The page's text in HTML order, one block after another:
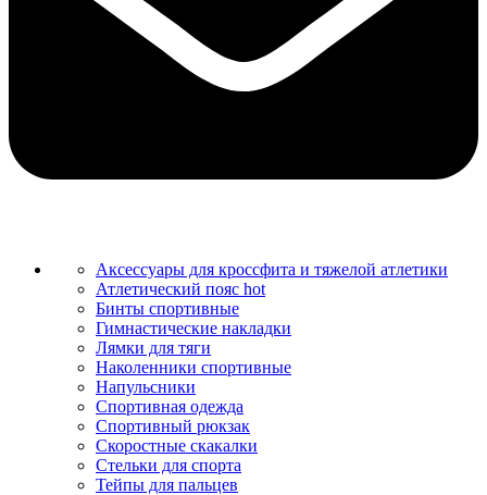
Аксессуары для кроссфита и тяжелой атлетики
Атлетический пояс hot
Бинты спортивные
Гимнастические накладки
Лямки для тяги
Наколенники спортивные
Напульсники
Спортивная одежда
Спортивный рюкзак
Скоростные скакалки
Стельки для спорта
Тейпы для пальцев